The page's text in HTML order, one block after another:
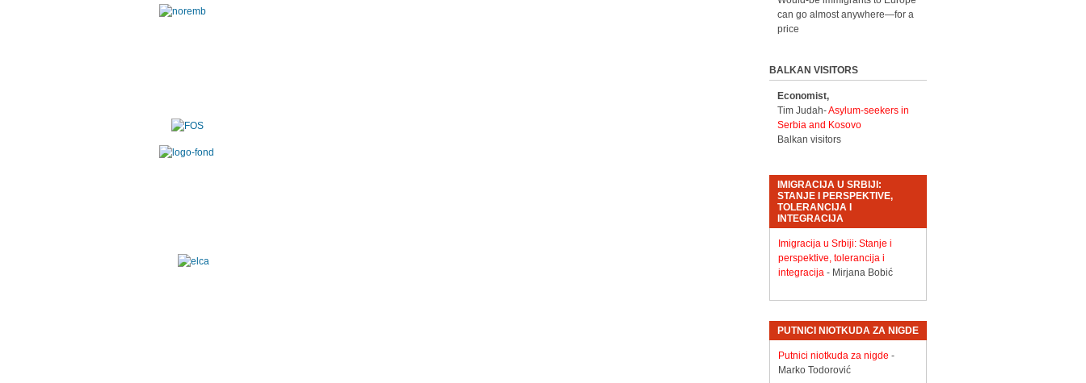
can go almost anywhere—for a
price
BALKAN VISITORS
Economist,
Tim Judah-Asylum-seekers in
Serbia and Kosovo
Balkan visitors
IMIGRACIJA U SRBIJI:
STANJE I PERSPEKTIVE,
TOLERANCIJA I
INTEGRACIJA
Imigracija u Srbiji: Stanje i
perspektive, tolerancija i
integracija- Mirjana Bobić
PUTNICI NIOTKUDA ZA NIGDE
Putnici niotkuda za nigde -
Marko Todorović